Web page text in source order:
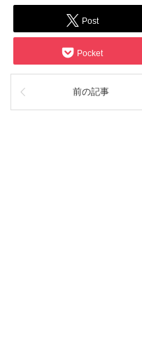
Post
Pocket
前の記事